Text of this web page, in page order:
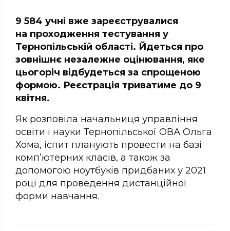
9 584 учні вже зареєструвалися
на проходження тестування у
Тернопільській області. Йдеться про
зовнішнє незалежне оцінювання, яке
цьогоріч відбудеться за спрощеною
формою. Реєстрація триватиме до 9
квітня.
Як розповіла начальниця управління
освіти і науки Тернопільської ОВА Ольга
Хома, іспит планують провести на базі
комп’ютерних класів, а також за
допомогою ноутбуків придбаних у 2021
році для проведення дистанційної
форми навчання.